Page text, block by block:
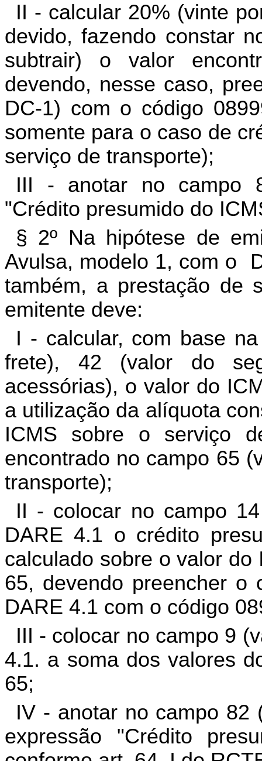
II - calcular 20% (vinte
devido, fazendo constar
subtrair) o valor
devendo, nesse caso,
DC-1) com o código
somente para o caso de
serviço de transporte);
III - anotar no campo
"Crédito presumido do
§ 2º Na hipótese de
Avulsa, modelo 1, com o
também, a prestação de
emitente deve:
I - calcular, com base
frete), 42 (valor do
acessórias), o valor do
a utilização da alíquota
ICMS sobre o serviço
encontrado no campo 65
transporte);
II - colocar no campo
DARE 4.1 o crédito
calculado sobre o valor
65, devendo preencher o
DARE 4.1 com o código
III - colocar no campo 9
4.1. a soma dos valores
65;
IV - anotar no campo 82
expressão "Crédito